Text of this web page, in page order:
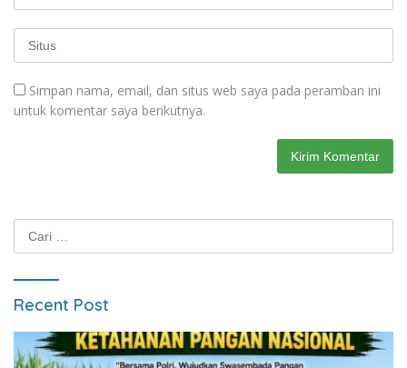
Simpan nama, email, dan situs web saya pada peramban ini
untuk komentar saya berikutnya.
Cari
untuk:
Recent Post